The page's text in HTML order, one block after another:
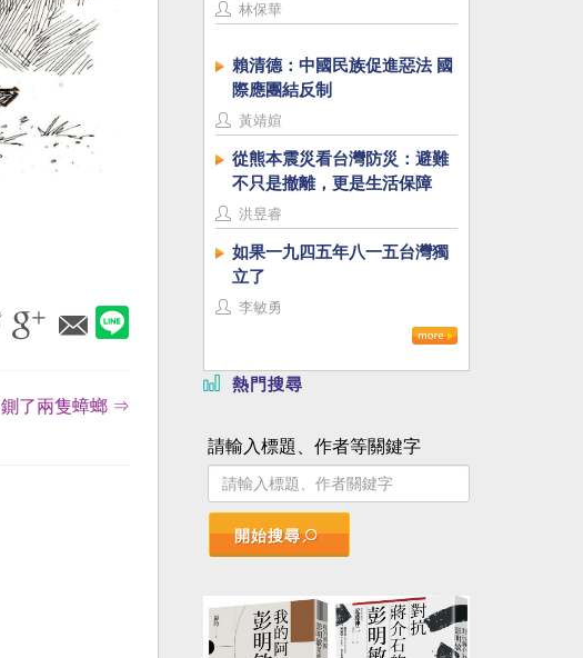
鍘了兩隻蟑螂 ⇒
林保華
賴清德：中國民族促進惡法 國
際應團結反制
黃靖媗
從熊本震災看台灣防災：避難
不只是撤離，更是生活保障
洪昱睿
如果一九四五年八一五台灣獨
立了
李敏勇
熱門搜尋
請輸入標題、作者等關鍵字
開始搜尋